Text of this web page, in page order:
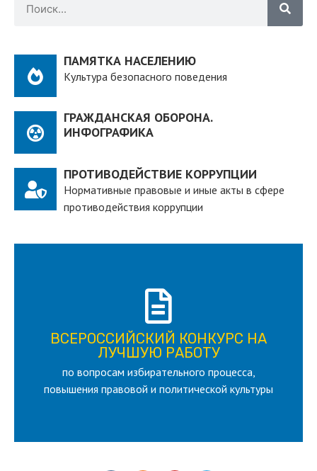
ПАМЯТКА НАСЕЛЕНИЮ
Культура безопасного поведения
ГРАЖДАНСКАЯ ОБОРОНА.
ИНФОГРАФИКА
ПРОТИВОДЕЙСТВИЕ КОРРУПЦИИ
Нормативные правовые и иные акты в сфере
противодействия коррупции
ВСЕРОССИЙСКИЙ КОНКУРС НА
ЛУЧШУЮ РАБОТУ
по вопросам избирательного процесса,
повышения правовой и политической культуры
ВСЕРОССИЙСКИЙ КОНКУРС НА
ЛУЧШУЮ РАБОТУ
для лица старше 18 и моложе 35 лет
ПОДРОБНЕЕ